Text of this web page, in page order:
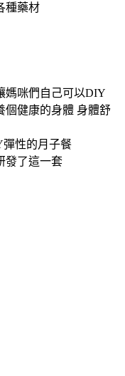
種藥材
媽咪們自己可以DIY
個健康的身體 身體舒
性的月子餐
發了這一套